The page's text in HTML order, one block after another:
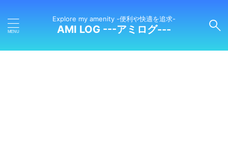
Explore my amenity -便利や快適を追求-
AMI LOG ---アミログ---